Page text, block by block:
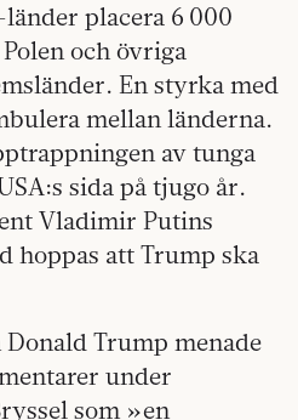
placera 6 000
och övriga
En styrka med
mellan länderna.
av tunga
sida på tjugo år.
Vladimir Putins
hoppas att Trump ska
Trump menade
under
som »en